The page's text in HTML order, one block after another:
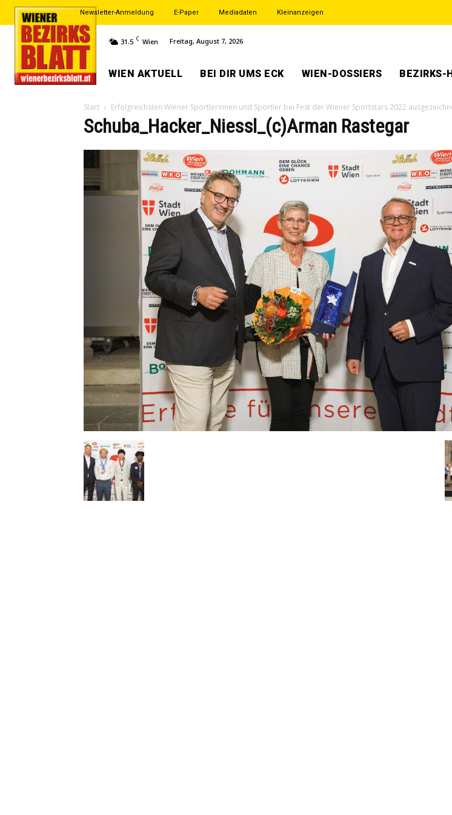
Newsletter-Anmeldung E-Paper Mediadaten Kleinanzeigen
31.5 C Wien Freitag, August 7, 2026
WIEN AKTUELL BEI DIR UMS ECK WIEN-DOSSIERS BEZIRKS-
Start Erfolgreichsten Wiener Sportlerinnen und Sportler bei Fest der Wiener Sportstars 2022
Schuba_Hacker_Niessl_(c)Arman Rastegar